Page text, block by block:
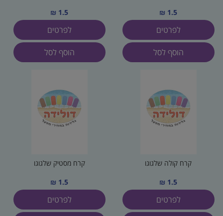
1.5 ₪
לפרטים
הוסף לסל
1.5 ₪
לפרטים
הוסף לסל
קרח קולה שלגוגו
1.5 ₪
לפרטים
קרח מסטיק שלגוגו
1.5 ₪
לפרטים